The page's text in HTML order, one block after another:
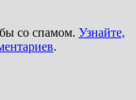
со спамом. Узнайте,
.